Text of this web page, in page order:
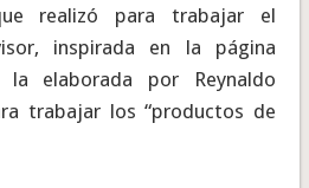
realizó para trabajar el
inspirada en la página
elaborada por Reynaldo
trabajar los “productos de